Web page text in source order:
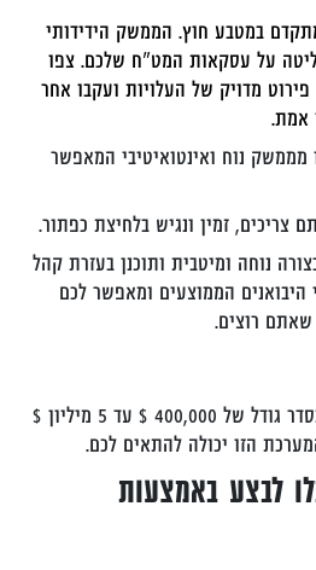
במטבע חוץ. הממשק הידידותי
על עסקאות המט"ח שלכם. צפו
מדויק של העלויות ועקבו אחר
אמת.
מממשק נוח ואינטואיטיבי המאפשר
צריכים, זמין ונגיש בלחיצת כפתור.
נוחה ומיטבית ותוכנן בעזרת קהל
היבואנים הממוצעים ומאפשר לכם
רוצים.
אם אתם מייבאים סחורות בסדר גודל של 400,000 $ עד 5 מיליון $
הזו יכולה להתאים לכם.
לבצע באמצעות